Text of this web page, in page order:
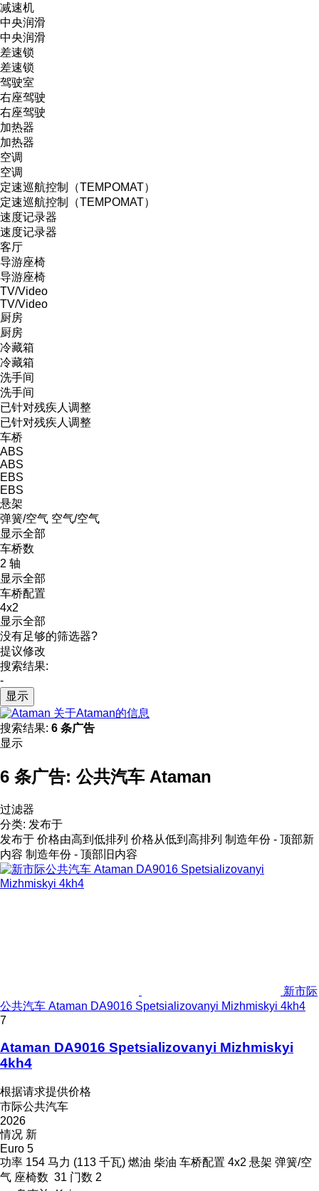
减速机
中央润滑
中央润滑
差速锁
差速锁
驾驶室
右座驾驶
右座驾驶
加热器
加热器
空调
空调
定速巡航控制（TEMPOMAT）
定速巡航控制（TEMPOMAT）
速度记录器
速度记录器
客厅
导游座椅
导游座椅
TV/Video
TV/Video
厨房
厨房
冷藏箱
冷藏箱
洗手间
洗手间
已针对残疾人调整
已针对残疾人调整
车桥
ABS
ABS
EBS
EBS
悬架
弹簧/空气 空气/空气
显示全部
车桥数
2 轴
显示全部
车桥配置
4x2
显示全部
没有足够的筛选器?
提议修改
搜索结果:
-
显示
关于Ataman的信息
搜索结果: 6 条广告
显示
6 条广告: 公共汽车 Ataman
过滤器
分类: 发布于
发布于 价格由高到低排列 价格从低到高排列 制造年份 - 顶部新
内容 制造年份 - 顶部旧内容
新市际
公共汽车 Ataman DA9016 Spetsializovanyi Mizhmiskyi 4kh4
7
Ataman DA9016 Spetsializovanyi Mizhmiskyi
4kh4
根据请求提供价格
市际公共汽车
2026
情况 新
Euro 5
功率 154 马力 (113 千瓦) 燃油 柴油 车桥配置 4x2 悬架 弹簧/空
气 座椅数 31 门数 2